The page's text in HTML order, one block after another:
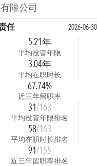
限公司
任 2026-06-30
5.21年
平均投管年限
3.04年
平均在职时长
67.74%
近三年留职率
31/163
平均投管年限排名
58/163
平均在职时长排名
91/155
近三年留职率排名